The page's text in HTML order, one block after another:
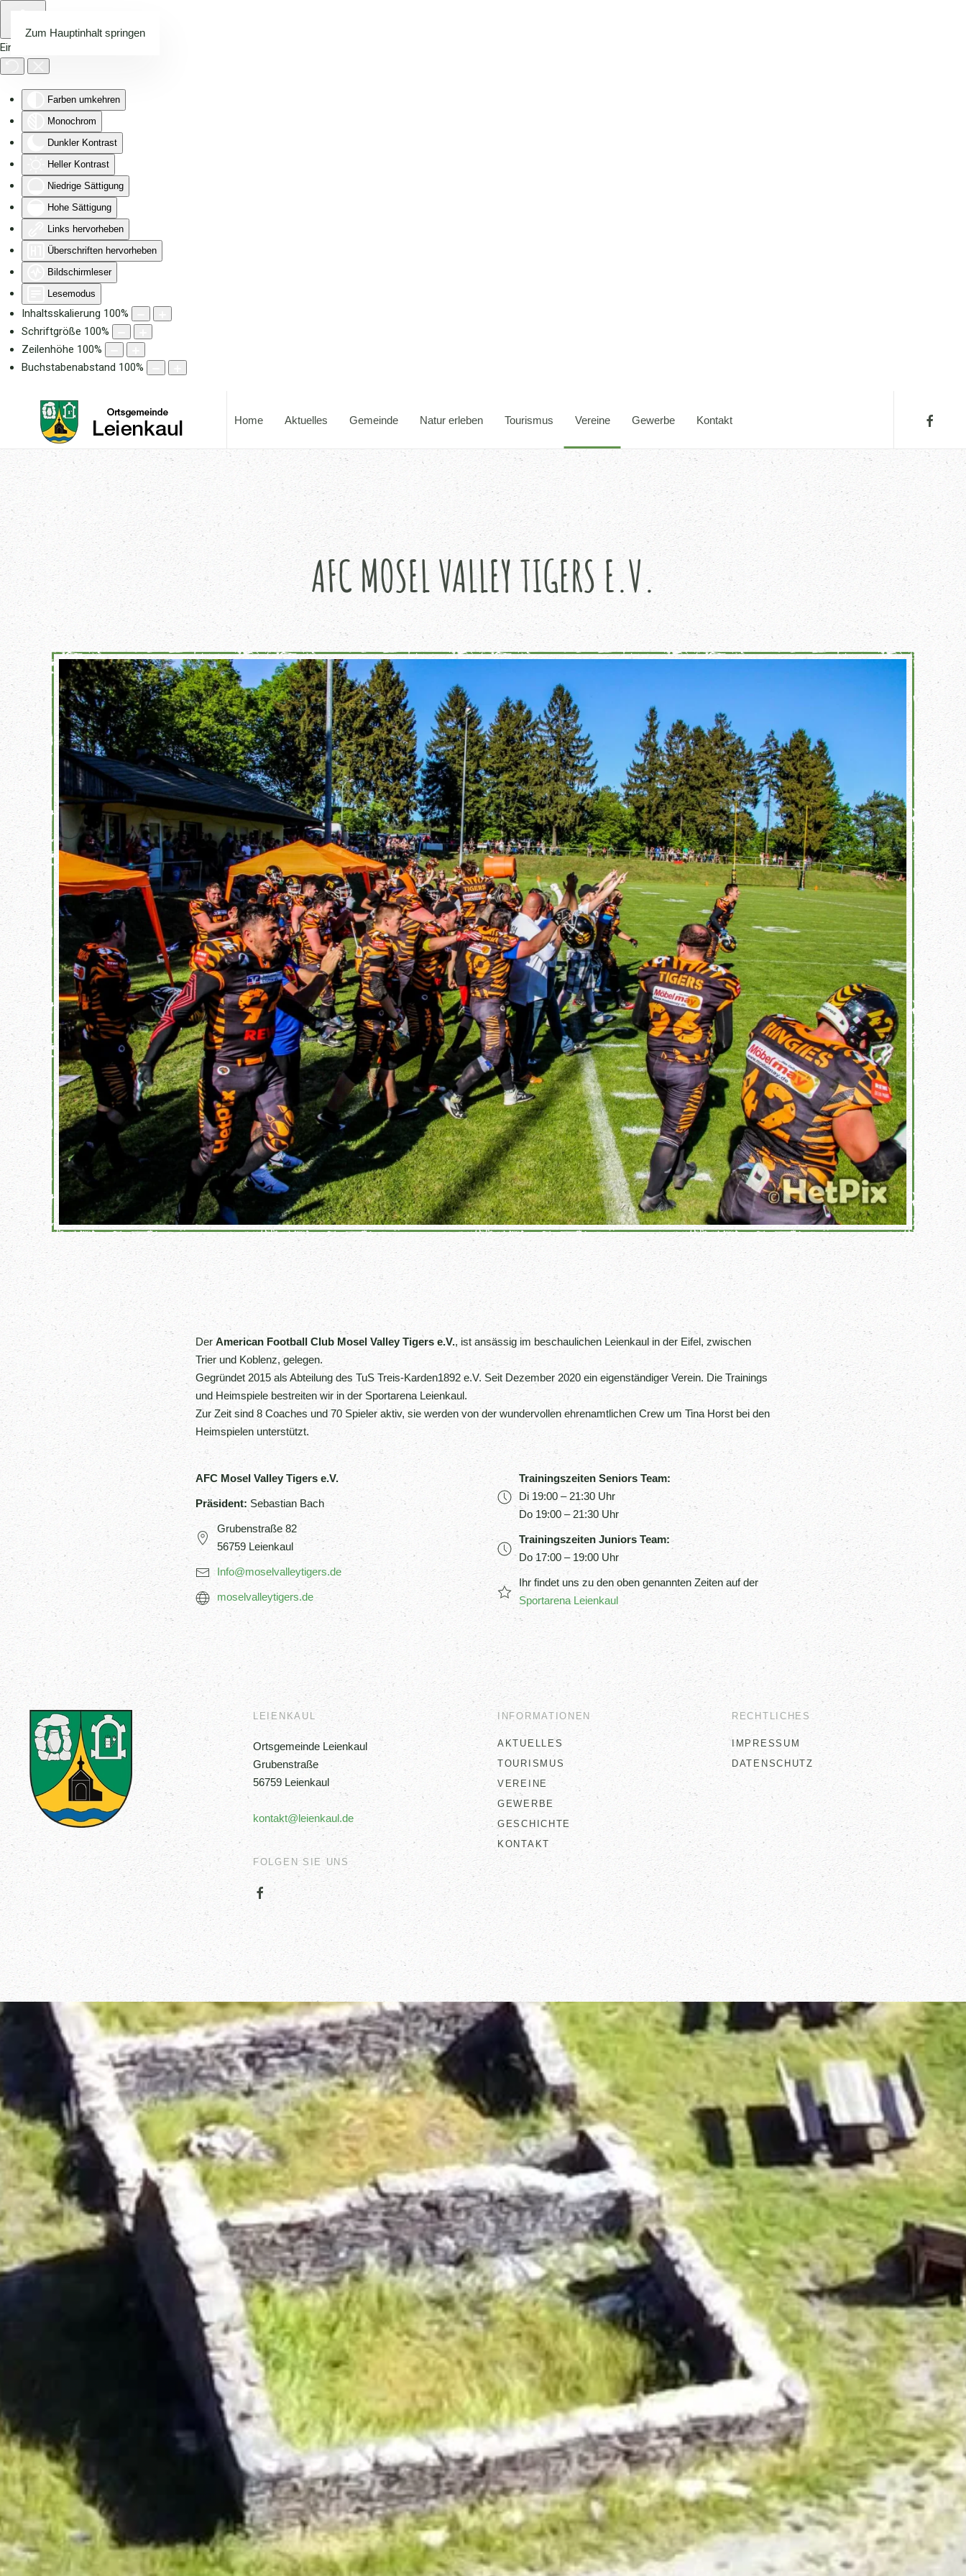
Eingabehilfen öffnen
Farben umkehren
Monochrom
Dunkler Kontrast
Heller Kontrast
Niedrige Sättigung
Hohe Sättigung
Links hervorheben
Überschriften hervorheben
Bildschirmleser
Lesemodus
Inhaltsskalierung 100%
Schriftgröße 100%
Zeilenhöhe 100%
Buchstabenabstand 100%
Zum Hauptinhalt springen
Home Aktuelles Gemeinde Natur erleben Tourismus Vereine Gewerbe Kontakt
AFC MOSEL VALLEY TIGERS E.V.
Der American Football Club Mosel Valley Tigers e.V., ist ansässig im beschaulichen Leienkaul in der Eifel, zwischen
Trier und Koblenz, gelegen.
Gegründet 2015 als Abteilung des TuS Treis-Karden1892 e.V. Seit Dezember 2020 ein eigenständiger Verein. Die Trainings
und Heimspiele bestreiten wir in der Sportarena Leienkaul.
Zur Zeit sind 8 Coaches und 70 Spieler aktiv, sie werden von der wundervollen ehrenamtlichen Crew um Tina Horst bei den
Heimspielen unterstützt.
AFC Mosel Valley Tigers e.V.
Präsident: Sebastian Bach
Grubenstraße 82
56759 Leienkaul
Info@moselvalleytigers.de
moselvalleytigers.de
Trainingszeiten Seniors Team:
Di 19:00 – 21:30 Uhr
Do 19:00 – 21:30 Uhr
Trainingszeiten Juniors Team:
Do 17:00 – 19:00 Uhr
Ihr findet uns zu den oben genannten Zeiten auf der
Sportarena Leienkaul
LEIENKAUL
Ortsgemeinde Leienkaul
Grubenstraße
56759 Leienkaul
kontakt@leienkaul.de
FOLGEN SIE UNS
INFORMATIONEN
AKTUELLES
TOURISMUS
VEREINE
GEWERBE
GESCHICHTE
KONTAKT
RECHTLICHES
IMPRESSUM
DATENSCHUTZ